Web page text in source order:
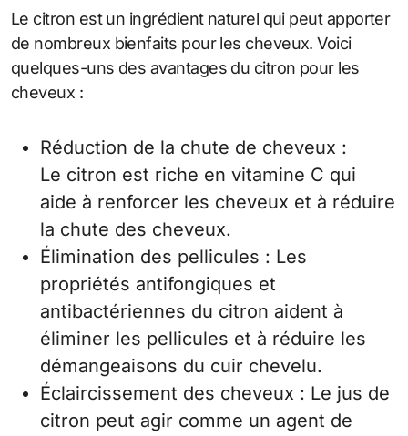
Le citron est un ingrédient naturel qui peut apporter
de nombreux bienfaits pour les cheveux. Voici
quelques-uns des avantages du citron pour les
cheveux :
Réduction de la chute de cheveux :
Le citron est riche en vitamine C qui
aide à renforcer les cheveux et à réduire
la chute des cheveux.
Élimination des pellicules : Les
propriétés antifongiques et
antibactériennes du citron aident à
éliminer les pellicules et à réduire les
démangeaisons du cuir chevelu.
Éclaircissement des cheveux : Le jus de
citron peut agir comme un agent de